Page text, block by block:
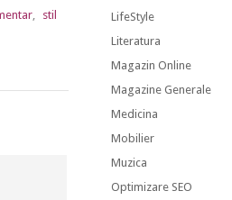
, stil
LifeStyle
Literatura
Magazin Online
Magazine Generale
Medicina
Mobilier
Muzica
Optimizare SEO